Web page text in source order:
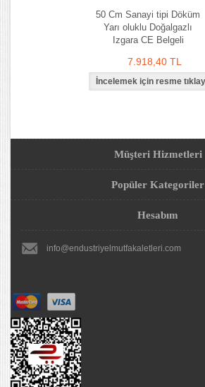
50 Cm Sanayi tipi Döküm
Yarı oluklu Doğalgazlı
Izgara CE Belgeli
7.918,40 TL
Müşteri Hizmetleri
Popüler Kategoriler
Hesabım
info@endustriyelmutfakaletleri.com